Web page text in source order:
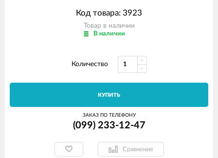
Код товара: 3923
Товар в наличии
В наличии
Количество
КУПИТЬ
ЗАКАЗ ПО ТЕЛЕФОНУ
(099) 233-12-47
Сравнение